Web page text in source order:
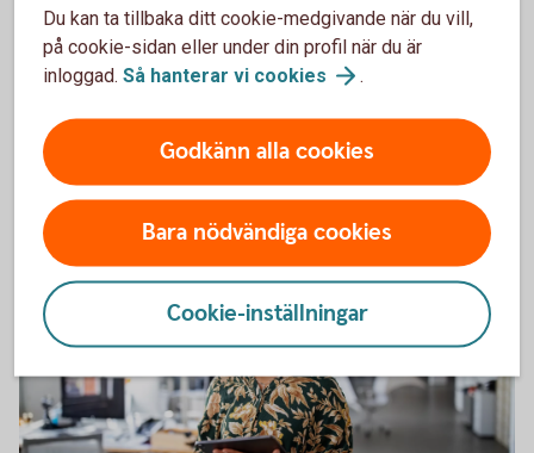
2026-08-21 Delårsrapport januari–juni
2026-10-30Delårsrapport januari–september
Våra analyser och rapporter
Du kan ta tillbaka ditt cookie-medgivande när du vill,
på cookie-sidan eller under din profil när du är
inloggad. Så hanterar vi cookies .
Godkänn alla cookies
Bara nödvändiga cookies
Cookie-inställningar